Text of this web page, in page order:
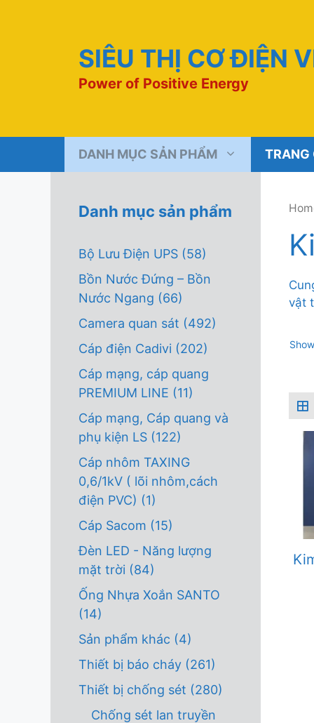
SIÊU THỊ CƠ ĐIỆN
Power of Positive Energy
DANH MỤC SẢN PHẨM TRANG
vật
Danh mục sản phẩm
Bộ Lưu Điện UPS (58)
Bồn Nước Đứng – Bồn
Nước Ngang (66)
Camera quan sát (492)
Cáp điện Cadivi (202)
Cáp mạng, cáp quang
PREMIUM LINE (11)
Cáp mạng, Cáp quang và
phụ kiện LS (122)
Cáp nhôm TAXING
0,6/1kV ( lõi nhôm,cách
điện PVC) (1)
Cáp Sacom (15)
Đèn LED - Năng lượng
mặt trời (84)
Ống Nhựa Xoắn SANTO
(14)
Sản phẩm khác (4)
Thiết bị báo cháy (261)
Thiết bị chống sét (280)
Chống sét lan truyền